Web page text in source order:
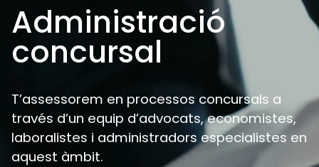
Administració
concursal
T’assessorem en processos concursals a
través d’un equip d’advocats, economistes,
laboralistes i administradors especialistes en
aquest àmbit.